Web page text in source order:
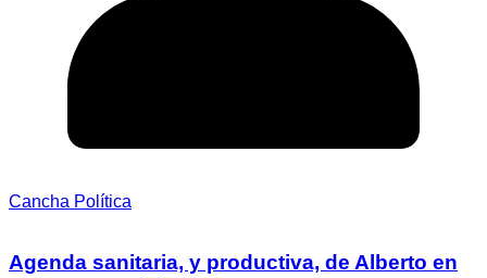
Cancha Política
Agenda sanitaria, y productiva, de Alberto en